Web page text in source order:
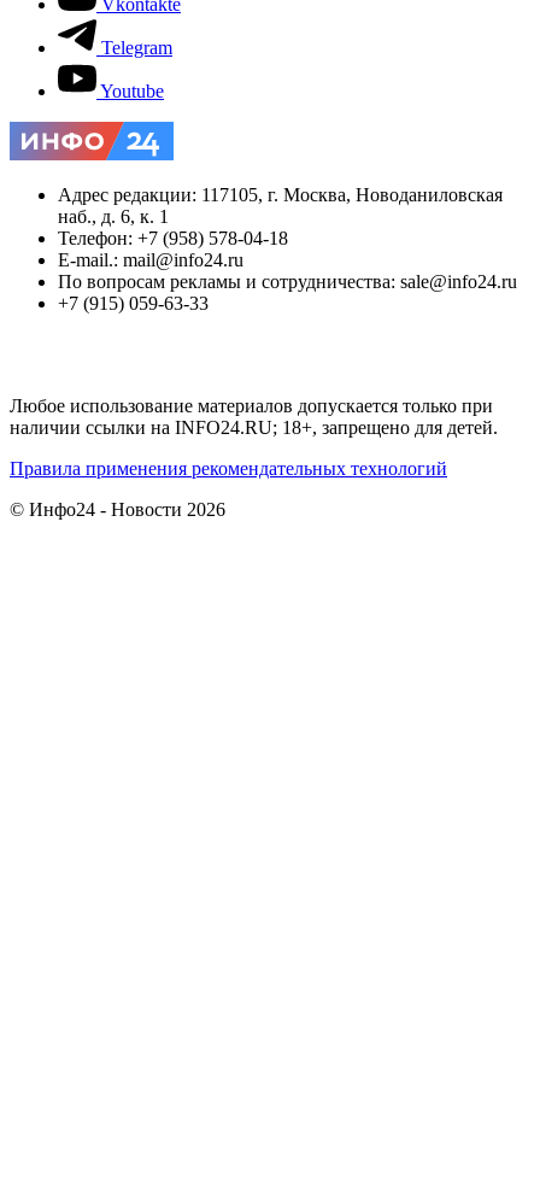
Vkontakte
Telegram
Youtube
Адрес редакции: 117105, г. Москва, Новоданиловская
наб., д. 6, к. 1
Телефон: +7 (958) 578-04-18
E-mail.: mail@info24.ru
По вопросам рекламы и сотрудничества: sale@info24.ru
+7 (915) 059-63-33
Любое использование материалов допускается только при
наличии ссылки на INFO24.RU; 18+, запрещено для детей.
Правила применения рекомендательных технологий
© Инфо24 - Новости 2026